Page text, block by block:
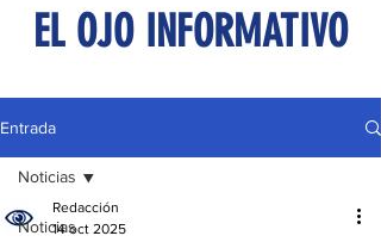
EL OJO INFORMATIVO
Entrada
Noticias
Noticias
Redacción
14 oct 2025